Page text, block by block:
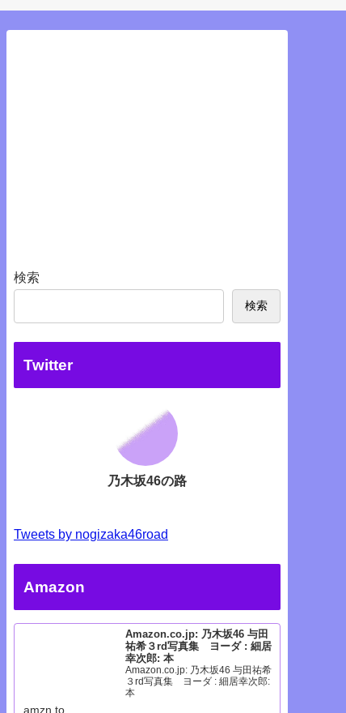
検索
検索
Twitter
乃木坂46の路
Tweets by nogizaka46road
Amazon
Amazon.co.jp: 乃木坂46 与田
祐希３rd写真集 ヨーダ : 細居
幸次郎: 本
Amazon.co.jp: 乃木坂46 与田祐希
３rd写真集 ヨーダ : 細居幸次郎:
本
amzn.to